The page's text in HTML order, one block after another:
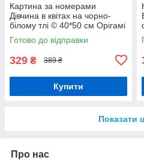
Картина за номерами
Дівчина в квітах на чорно-
білому тлі © 40*50 см Орігамі
LW 30580
Готово до відправки
329 ₴ 389 ₴
Купити
Показати
Про нас